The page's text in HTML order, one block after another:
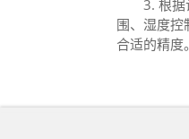
‌3. 根据试
围、湿度控
合适的精度。